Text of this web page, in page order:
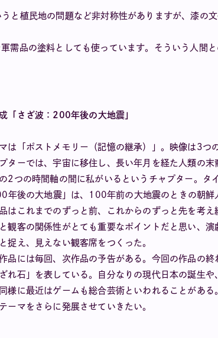
と植民地の問題など非対称性がありますが、漆の
需品の塗料としても使っています。そういう人間
「さざ波：200年後の大地震」
は「ポストメモリー（記憶の継承）」。映像は3つ
ターでは、宇宙に移住し、長い年月を経た人類の
2つの時間軸の間に私がいるというチャプター。タ
年後の大地震」は、100年前の大地震のときの朝
はこれまでのずっと前、これからのずっと先を考
観客の関係性がとても重要なポイントだと思い、
捉え、見えない観客席をつくった。
品には毎回、次作品の予告がある。今回の作品の
ざれ石」を表している。自分なりの現代日本の誕生
様に最近はゲームも総合芸術といわれることがあ
ーマをさらに発展させていきたい。